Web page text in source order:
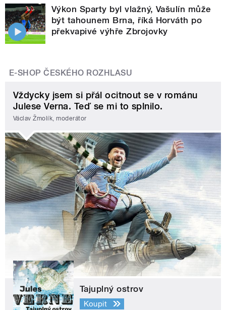
Výkon Sparty byl vlažný, Vašulín může
být tahounem Brna, říká Horváth po
překvapivé výhře Zbrojovky
E-SHOP ČESKÉHO ROZHLASU
Vždycky jsem si přál ocitnout se v románu
Julese Verna. Teď se mi to splnilo.
Václav Žmolík, moderátor
Tajuplný ostrov
Koupit